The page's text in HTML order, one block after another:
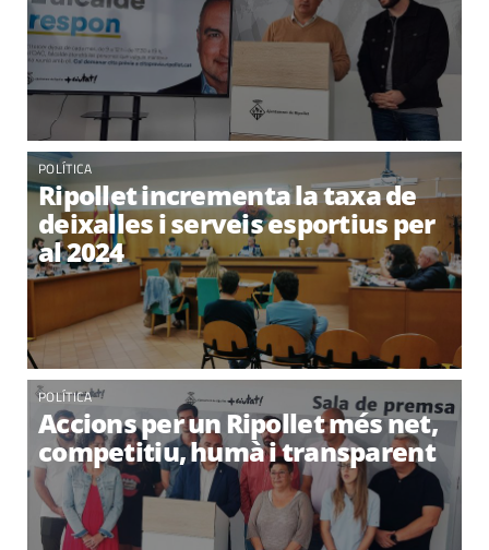
POLÍTICA
Ripollet incrementa la taxa de
deixalles i serveis esportius per
al 2024
POLÍTICA
Accions per un Ripollet més net,
competitiu, humà i transparent